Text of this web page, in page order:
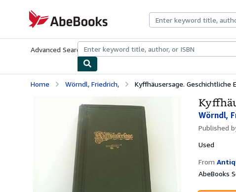
AbeBooks.com
Advanced Search Browse CollectionsRare BooksArt & Collectibles
Home Wörndl, Friedrich, Kyffhäusersage. Geschichtliche
Wörndl,
Published
Used
From
AbeBooks